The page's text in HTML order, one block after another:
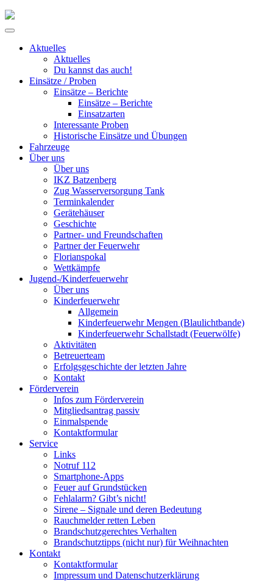
Skip
Primary
Aktuelles
Aktuelles
Du kannst das auch!
Einsätze / Proben
Einsätze – Berichte
Einsätze – Berichte
Einsatzarten
Interessante Proben
Historische Einsätze und Übungen
Fahrzeuge
Über uns
Über uns
IKZ Batzenberg
Zug Wasserversorgung Tank
Terminkalender
Gerätehäuser
Geschichte
Partner- und Freundschaften
Partner der Feuerwehr
Florianspokal
Wettkämpfe
Jugend-/Kinderfeuerwehr
Über uns
Kinderfeuerwehr
Allgemein
Kinderfeuerwehr Mengen (Blaulichtbande)
Kinderfeuerwehr Schallstadt (Feuerwölfe)
Aktivitäten
Betreuerteam
Erfolgsgeschichte der letzten Jahre
Kontakt
Förderverein
Infos zum Förderverein
Mitgliedsantrag passiv
Einmalspende
Kontaktformular
Service
Links
Notruf 112
Smartphone-Apps
Feuer auf Grundstücken
Fehlalarm? Gibt’s nicht!
Sirene – Signale und deren Bedeutung
Rauchmelder retten Leben
Brandschutzgerechtes Verhalten
Brandschutztipps (nicht nur) für Weihnachten
Kontakt
Kontaktformular
Impressum und Datenschutzerklärung